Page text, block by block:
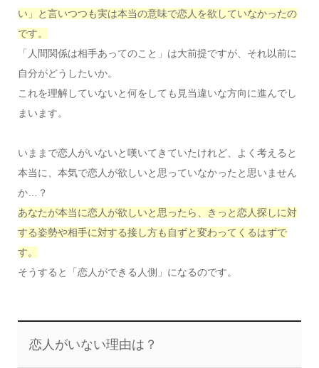
い」と言いつつも実は本当の意味で恋人を欲していなかったの
です。
「人間関係は相手あってのこと」は大前提ですが、それ以前に
自分がどうしたいか。
これを理解していないと何をしても見当違いな方向に進んでし
まいます。
いままで恋人がいないと嘆いてきていたけれど、よく考えると
本当に、本気で恋人が欲しいと思っていなかったと思いません
か…？
あなたが本当に恋人が欲しいと思ったら、きっと恋人探しに対
する姿勢や相手に対する接し方も自ずと変わってくるはずで
す。
そうすると「恋人ができる人側」になるのです。
恋人がいない理由は？